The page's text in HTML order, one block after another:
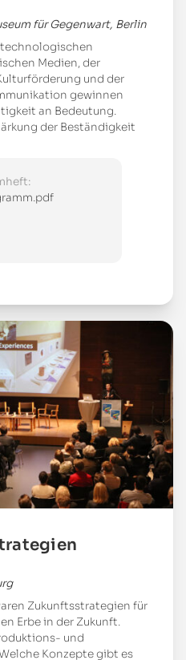
für Gegenwart, Berlin
Medien, der
und der
gewinnen
an Bedeutung.
der Beständigkeit
Zukunftsstrategien für
Erbe in der Zukunft.
und
Konzepte gibt es